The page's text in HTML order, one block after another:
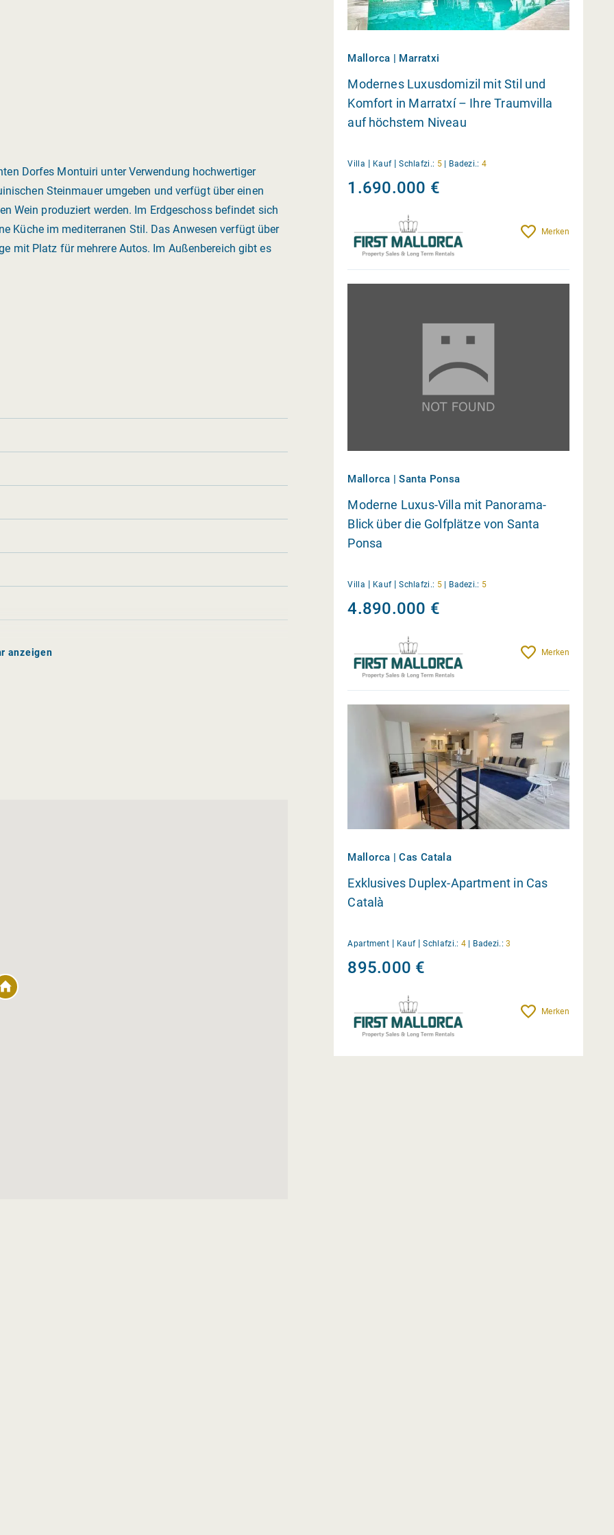
Dorfes Montuiri unter Verwendung hochwertiger
Steinmauer umgeben und verfügt über einen
Wein produziert werden. Im Erdgeschoss befindet sich
Küche im mediterranen Stil. Das Anwesen verfügt über
mit Platz für mehrere Autos. Im Außenbereich gibt es
anzeigen
Mallorca | Marratxi
Modernes Luxusdomizil mit Stil und
Komfort in Marratxí – Ihre Traumvilla
auf höchstem Niveau
Villa | Kauf|Schlafzi.: 5| Badezi.: 4
1.690.000 €
Merken
Mallorca | Santa Ponsa
Moderne Luxus-Villa mit Panorama-
Blick über die Golfplätze von Santa
Ponsa
Villa | Kauf|Schlafzi.: 5| Badezi.: 5
4.890.000 €
Merken
Mallorca | Cas Catala
Exklusives Duplex-Apartment in Cas
Català
Apartment | Kauf|Schlafzi.: 4 Badezi.: 3
895.000 €
Merken